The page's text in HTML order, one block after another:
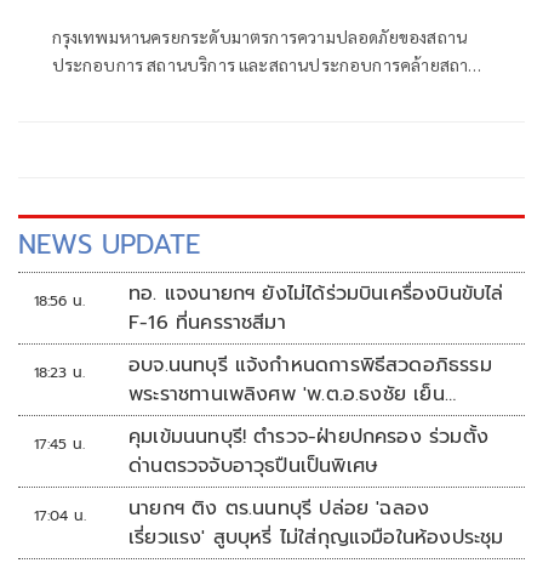
กรุงเทพมหานครยกระดับมาตรการความปลอดภัยของสถาน
ประกอบการ สถานบริการ และสถานประกอบการคล้ายสถาน
NEWS UPDATE
18:56 น.
ทอ. แจงนายกฯ ยังไม่ได้ร่วมบินเครื่องบินขับไล่
F-16 ที่นครราชสีมา
18:23 น.
อบจ.นนทบุรี แจ้งกำหนดการพิธีสวดอภิธรรม
พระราชทานเพลิงศพ 'พ.ต.อ.ธงชัย เย็น
ประเสริฐ'
17:45 น.
คุมเข้มนนทบุรี! ตำรวจ-ฝ่ายปกครอง ร่วมตั้ง
ด่านตรวจจับอาวุธปืนเป็นพิเศษ
17:04 น.
นายกฯ ติง ตร.นนทบุรี ปล่อย 'ฉลอง
เรี่ยวแรง' สูบบุหรี่ ไม่ใส่กุญแจมือในห้องประชุม